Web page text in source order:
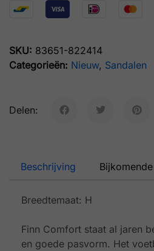
SKU: 83651-822414
Categorieën: Nieuw, Sandalen
Delen:
Beschrijving
Breedtemaat: H
Finn Comfort staat al jaren
en goede pasvorm. Het